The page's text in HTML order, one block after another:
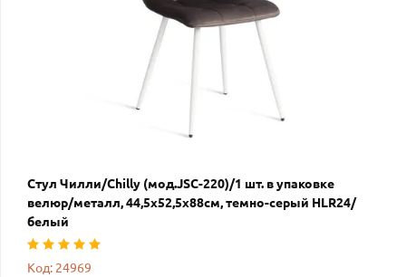
Стул Чилли/Chilly (мод.JSC-220)/1 шт. в упаковке
велюр/металл, 44,5х52,5х88см, темно-серый HLR24/
белый
Код: 24969